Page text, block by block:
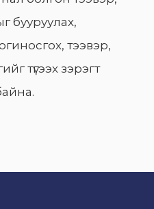
бууруулах,
тээвэр,
түгээх зэрэгт